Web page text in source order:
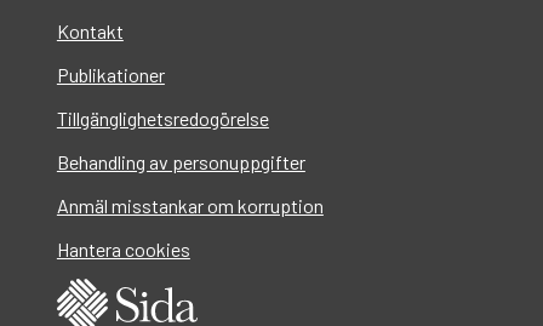
Kontakt
Publikationer
Tillgänglighetsredogörelse
Behandling av personuppgifter
Anmäl misstankar om korruption
Hantera cookies